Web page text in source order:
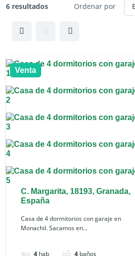
6 resultados Ordenar por
Venta
C. Margarita, 18193, Granada,
España
Casa de 4 dormitorios con garaje en
Monachil. Sacamos en...
4 hab 4 baños